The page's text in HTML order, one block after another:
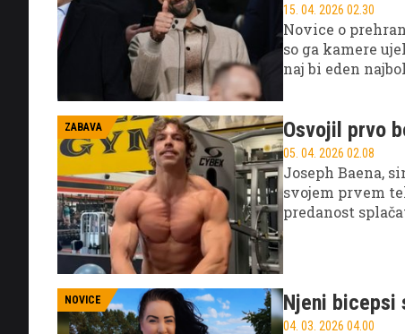
15. 04. 2026 02.30
Novice o
so ga kamere
naj bi eden
ZABAVA Osvojil prvo
05. 04. 2026 02.08
Joseph Baena,
svojem prvem
predanost
NOVICE Njeni bicepsi
04. 03. 2026 04.00